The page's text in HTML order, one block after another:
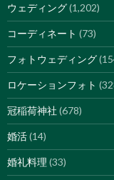
ウェディング(1,202)
コーディネート (73)
フォトウェディング
ロケーションフォト
冠稲荷神社 (678)
婚活(14)
婚礼料理 (33)